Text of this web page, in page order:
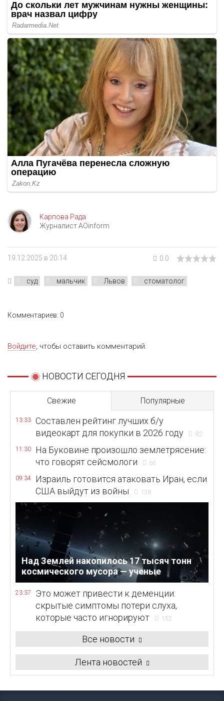
Карпова Рада
Журналист AOinform
19.12.2025 в 20:14 0.0
суд мальчик Львов стоматолог
Комментариев: 0
Войдите, чтобы оставить комментарий.
НОВОСТИ СЕГОДНЯ
Свежие Популярные
13:33
Составлен рейтинг лучших б/у
видеокарт для покупки в 2026 году
82
11:30
На Буковине произошло землетрясение:
что говорят сейсмологи
66
09:34
Израиль готовится атаковать Иран, если
США выйдут из войны
138
Над Землей накопилось 17 тысяч тонн
космического мусора — ученые
23:37
Это может привести к деменции:
скрытые симптомы потери слуха,
которые часто игнорируют
152
Все новости
Лента новостей